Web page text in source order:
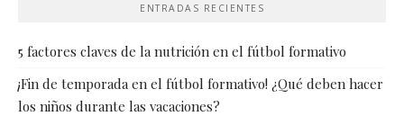
ENTRADAS RECIENTES
5 factores claves de la nutrición en el fútbol formativo
¡Fin de temporada en el fútbol formativo! ¿Qué deben hacer
los niños durante las vacaciones?